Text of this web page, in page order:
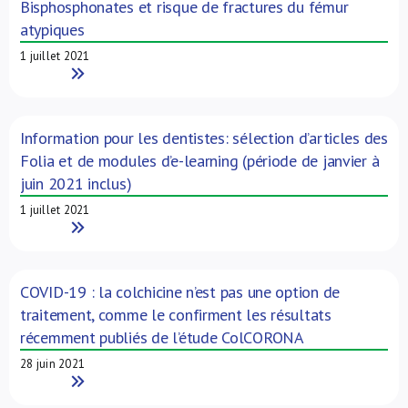
Bisphosphonates et risque de fractures du fémur
atypiques
1 juillet 2021
Read More
Information pour les dentistes: sélection d’articles des
Folia et de modules d’e-learning (période de janvier à
juin 2021 inclus)
1 juillet 2021
Read More
COVID-19 : la colchicine n’est pas une option de
traitement, comme le confirment les résultats
récemment publiés de l’étude ColCORONA
28 juin 2021
Read More